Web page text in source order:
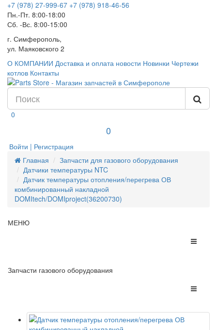
+7 (978) 27-999-67 +7 (978) 918-46-56
Пн.-Пт. 8:00-18:00
Сб. -Вс. 8:00-15:00
г. Симферополь,
ул. Маяковского 2
О КОМПАНИИ Доставка и оплата новости Новинки Чертежи
котлов Контакты
0
0
Войти | Регистрация
Главная
Запчасти для газового оборудования
Датчики температуры NTC
Датчик температуры отопления/перегрева ОВ
комбинированный накладной
DOMItech/DOMIproject(36200730)
МЕНЮ
Запчасти газового оборудования